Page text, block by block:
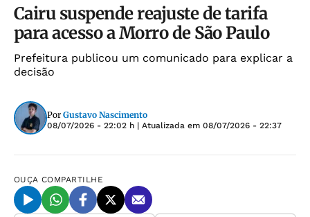
Cairu suspende reajuste de tarifa
para acesso a Morro de São Paulo
Prefeitura publicou um comunicado para explicar a
decisão
Por Gustavo Nascimento
08/07/2026 - 22:02 h | Atualizada em 08/07/2026 - 22:37
OUÇA COMPARTILHE